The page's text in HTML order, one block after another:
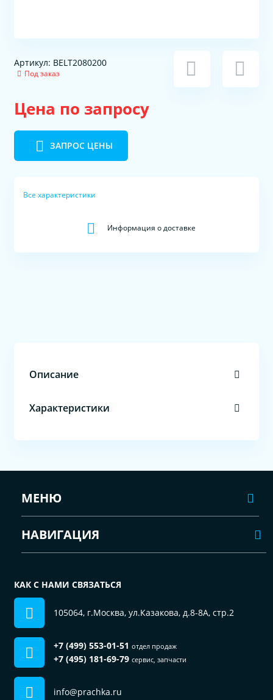
Артикул: BELT2080200
Под заказ
Цена по запросу
ЗАПРОС ЦЕНЫ
Все характеристики
Информация о доставке
Описание
Характеристики
МЕНЮ
НАВИГАЦИЯ
КАК С НАМИ СВЯЗАТЬСЯ
105064, г.Москва, ул.Казакова, д.8-8А, стр.2
+7 (499) 553-01-51 отдел продаж
+7 (495) 181-69-79 сервис, запчасти
info@prachka.ru